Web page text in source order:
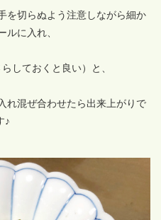
を切らぬよう注意しながら細か
ルに入れ、
しておくと良い）と、
れ混ぜ合わせたら出来上がりで
♪